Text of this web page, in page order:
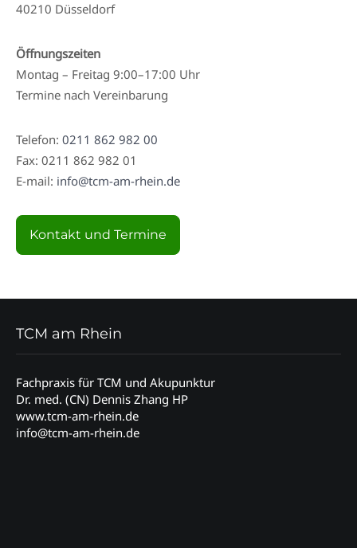
40210 Düsseldorf
Öffnungszeiten
Montag – Freitag 9:00–17:00 Uhr
Termine nach Vereinbarung
Telefon: 0211 862 982 00
Fax: 0211 862 982 01
E-mail: info@tcm-am-rhein.de
Kontakt und Termine
TCM am Rhein
Fachpraxis für TCM und Akupunktur
Dr. med. (CN) Dennis Zhang HP
www.tcm-am-rhein.de
info@tcm-am-rhein.de